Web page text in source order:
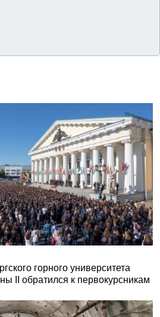
горного университета
II обратился к первокурсникам